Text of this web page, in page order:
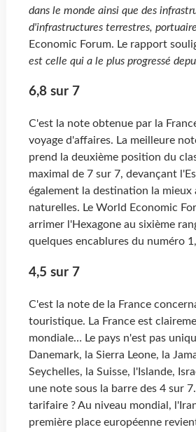
dans le monde ainsi que des
d'infrastructures terrestres,
Economic Forum. Le rapport
est celle qui a le plus progressé
6,8 sur 7
C'est la note obtenue par la
voyage d'affaires. La meilleure
prend la deuxième position du
maximal de 7 sur 7, devançant
également la destination la mieux
naturelles. Le World Economic
arrimer l'Hexagone au sixième
quelques encablures du numéro
4,5 sur 7
C'est la note de la France
touristique. La France est
mondiale… Le pays n'est pas
Danemark, la Sierra Leone, la
Seychelles, la Suisse, l'Islande,
une note sous la barre des 4 sur
tarifaire ? Au niveau mondial,
première place européenne